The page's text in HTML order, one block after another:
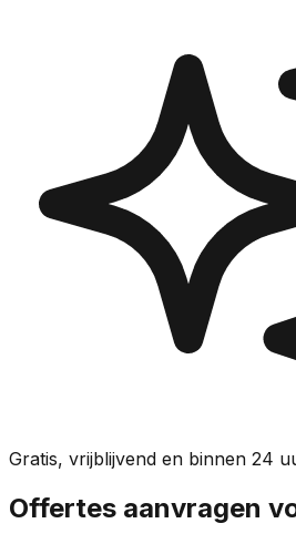
Gratis, vrijblijvend en binnen 24
Offertes aanvragen